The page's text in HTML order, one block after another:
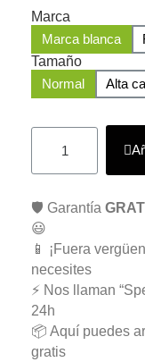
Marca
Marca blanca
Tamaño
Normal
Alta
🛡️ Garantía
😃
📱 ¡Fuera
necesites
⚡ Nos llaman
24h
📦 Aquí puedes
gratis